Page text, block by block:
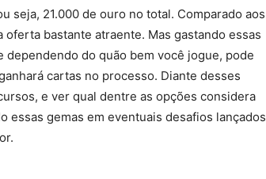
seja, 21.000 de ouro no total. Comparado aos
bastante atraente. Mas gastando essas
do quão bem você jogue, pode
cartas no processo. Diante desses
e ver qual dentre as opções considera
essas gemas em eventuais desafios lançados